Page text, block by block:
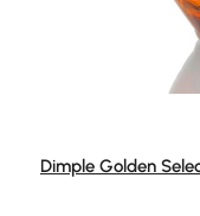
Durchschnittliche
Dimple Golden